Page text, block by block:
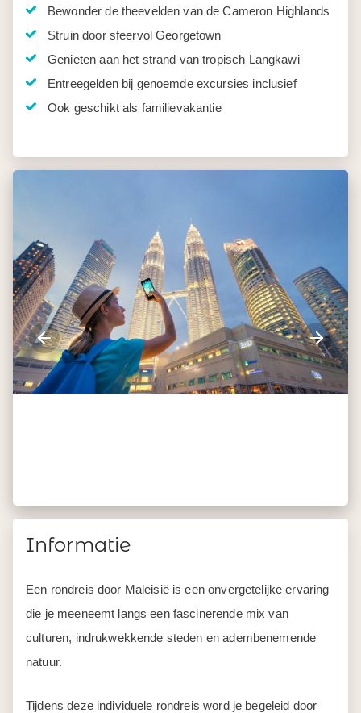
Bewonder de theevelden van de Cameron Highlands
Struin door sfeervol Georgetown
Genieten aan het strand van tropisch Langkawi
Entreegelden bij genoemde excursies inclusief
Ook geschikt als familievakantie
Informatie
Een rondreis door Maleisië is een onvergetelijke ervaring
die je meeneemt langs een fascinerende mix van
culturen, indrukwekkende steden en adembenemende
natuur.
Tijdens deze individuele rondreis word je begeleid door